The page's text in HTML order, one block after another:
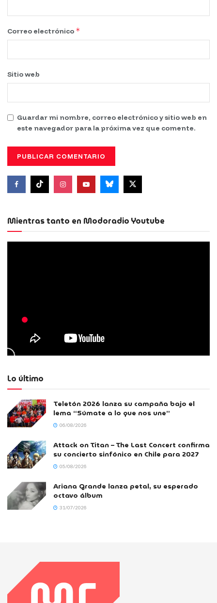
Correo electrónico *
Sitio web
Guardar mi nombre, correo electrónico y sitio web en
este navegador para la próxima vez que comente.
Mientras tanto en Modoradio Youtube
Lo último
Teletón 2026 lanza su campaña bajo el
lema “Súmate a lo que nos une”
06/08/2026
Attack on Titan – The Last Concert confirma
su concierto sinfónico en Chile para 2027
05/08/2026
Ariana Grande lanza petal, su esperado
octavo álbum
31/07/2026